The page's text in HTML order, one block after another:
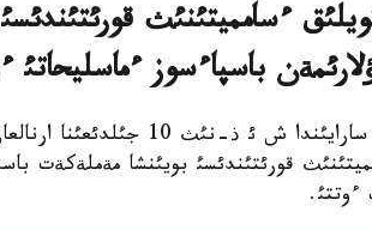
ءسامميتئنئث
باسپاءسوز ءماسليحاتئ
رات - بذگئن تاؤةلسئزدئك
قورئتئندئسئ بويئنشا مةملةكةت
ءوتتئ.